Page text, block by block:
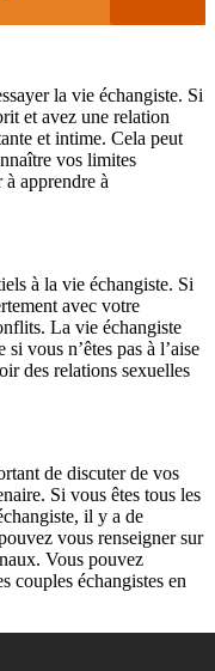
la vie échangiste. Si
et avez une relation
et intime. Cela peut
vos limites
apprendre à
à la vie échangiste. Si
avec votre
La vie échangiste
vous n’êtes pas à l’aise
des relations sexuelles
de discuter de vos
Si vous êtes tous les
il y a de
vous renseigner sur
Vous pouvez
couples échangistes en